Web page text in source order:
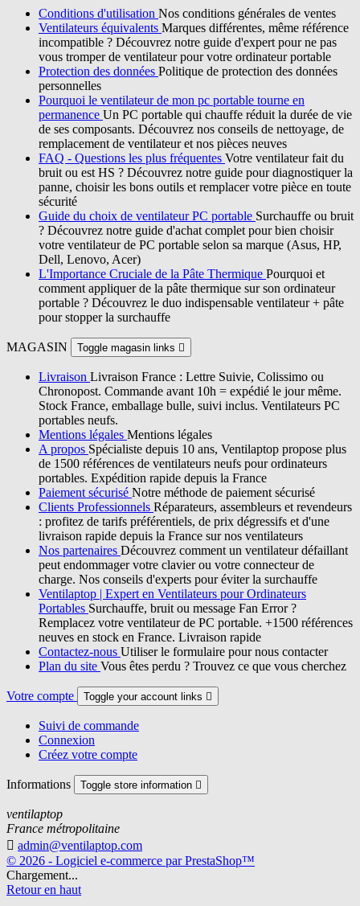
Conditions d'utilisation Nos conditions générales de ventes
Ventilateurs équivalents Marques différentes, même référence
incompatible ? Découvrez notre guide d'expert pour ne pas
vous tromper de ventilateur pour votre ordinateur portable
Protection des données Politique de protection des données
personnelles
Pourquoi le ventilateur de mon pc portable tourne en
permanence Un PC portable qui chauffe réduit la durée de vie
de ses composants. Découvrez nos conseils de nettoyage, de
remplacement de ventilateur et nos pièces neuves
FAQ - Questions les plus fréquentes Votre ventilateur fait du
bruit ou est HS ? Découvrez notre guide pour diagnostiquer la
panne, choisir les bons outils et remplacer votre pièce en toute
sécurité
Guide du choix de ventilateur PC portable Surchauffe ou bruit
? Découvrez notre guide d'achat complet pour bien choisir
votre ventilateur de PC portable selon sa marque (Asus, HP,
Dell, Lenovo, Acer)
L'Importance Cruciale de la Pâte Thermique Pourquoi et
comment appliquer de la pâte thermique sur son ordinateur
portable ? Découvrez le duo indispensable ventilateur + pâte
pour stopper la surchauffe
MAGASIN Toggle magasin links 
Livraison Livraison France : Lettre Suivie, Colissimo ou
Chronopost. Commande avant 10h = expédié le jour même.
Stock France, emballage bulle, suivi inclus. Ventilateurs PC
portables neufs.
Mentions légales Mentions légales
A propos Spécialiste depuis 10 ans, Ventilaptop propose plus
de 1500 références de ventilateurs neufs pour ordinateurs
portables. Expédition rapide depuis la France
Paiement sécurisé Notre méthode de paiement sécurisé
Clients Professionnels Réparateurs, assembleurs et revendeurs
: profitez de tarifs préférentiels, de prix dégressifs et d'une
livraison rapide depuis la France sur nos ventilateurs
Nos partenaires Découvrez comment un ventilateur défaillant
peut endommager votre clavier ou votre connecteur de
charge. Nos conseils d'experts pour éviter la surchauffe
Ventilaptop | Expert en Ventilateurs pour Ordinateurs
Portables Surchauffe, bruit ou message Fan Error ?
Remplacez votre ventilateur de PC portable. +1500 références
neuves en stock en France. Livraison rapide
Contactez-nous Utiliser le formulaire pour nous contacter
Plan du site Vous êtes perdu ? Trouvez ce que vous cherchez
Votre compte Toggle your account links 
Suivi de commande
Connexion
Créez votre compte
Informations Toggle store information 
ventilaptop
France métropolitaine
 admin@ventilaptop.com
© 2026 - Logiciel e-commerce par PrestaShop™
Chargement...
Retour en haut